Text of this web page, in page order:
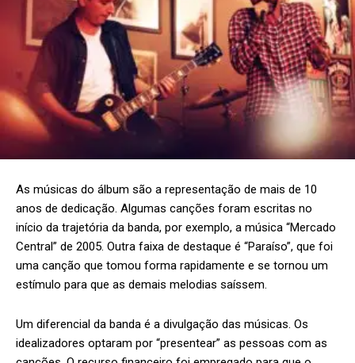
As músicas do álbum são a representação de mais de 10
anos de dedicação. Algumas canções foram escritas no
início da trajetória da banda, por exemplo, a música “Mercado
Central” de 2005. Outra faixa de destaque é “Paraíso”, que foi
uma canção que tomou forma rapidamente e se tornou um
estímulo para que as demais melodias saíssem.
Um diferencial da banda é a divulgação das músicas. Os
idealizadores optaram por “presentear” as pessoas com as